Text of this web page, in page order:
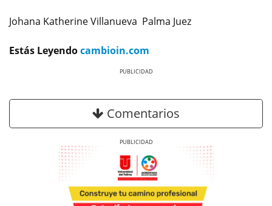
Johana Katherine Villanueva Palma Juez
Estás Leyendocambioin.com
Comentarios